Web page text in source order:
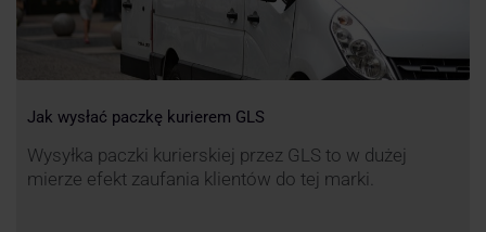
Jak wysłać paczkę kurierem GLS
Wysyłka paczki kurierskiej przez GLS to w dużej
mierze efekt zaufania klientów do tej marki.